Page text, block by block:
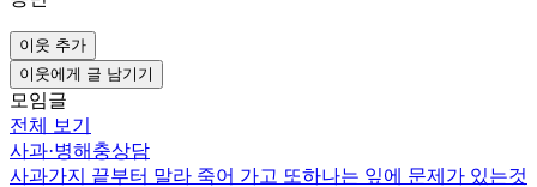
이웃 추가
이웃에게 글 남기기
모임글
전체 보기
사과·병해충상담
사과가지 끝부터 말라 죽어 가고 또하나는 잎에 문제가 있는것